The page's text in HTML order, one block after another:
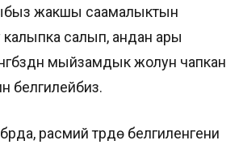
жакшы саамалыктын
салып, андан ары
мыйзамдык жолун чапкан
белгилейбиз.
расмий түрдө белгиленгени